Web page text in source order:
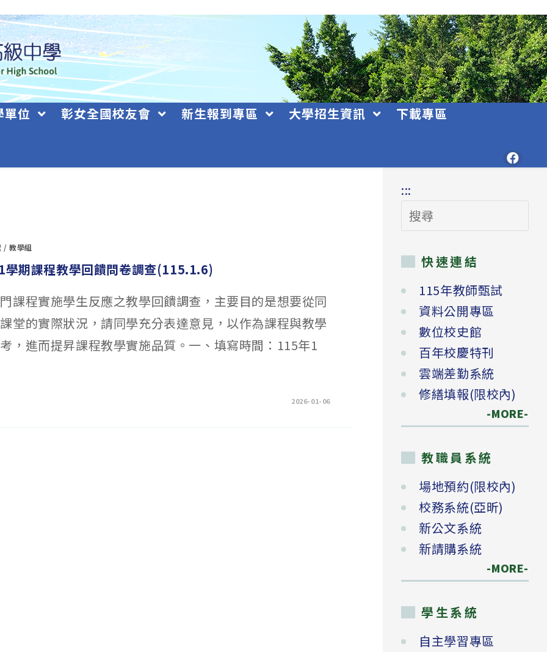
單位 彰女全國校友會 新生報到專區 大學招生資訊 下載專區
/教學組
學期課程教學回饋問卷調查(115.1.6)
課程實施學生反應之教學回饋調查，主要目的是想要從同
堂的實際狀況，請同學充分表達意見，以作為課程與教學
，進而提昇課程教學實施品質。一、填寫時間：115年1
2026-01-06
:::
搜
尋
快速連結
115年教師甄試
資料公開專區
數位校史館
百年校慶特刊
雲端差勤系統
修繕填報(限校內)
-MORE-
教職員系統
場地預約(限校內)
校務系統(亞昕)
新公文系統
新請購系統
-MORE-
學生系統
自主學習專區